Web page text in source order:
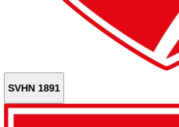
SVHN 1891